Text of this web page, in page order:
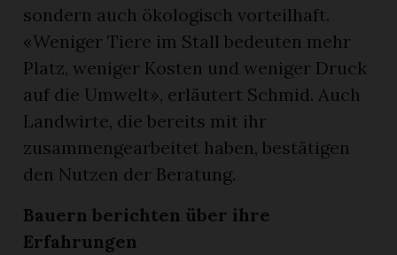
sondern auch ökologisch vorteilhaft.
«Weniger Tiere im Stall bedeuten mehr
Platz, weniger Kosten und weniger Druck
auf die Umwelt», erläutert Schmid. Auch
Landwirte, die bereits mit ihr
zusammengearbeitet haben, bestätigen
den Nutzen der Beratung.
Bauern berichten über ihre
Erfahrungen